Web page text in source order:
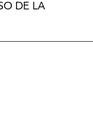
DE LA